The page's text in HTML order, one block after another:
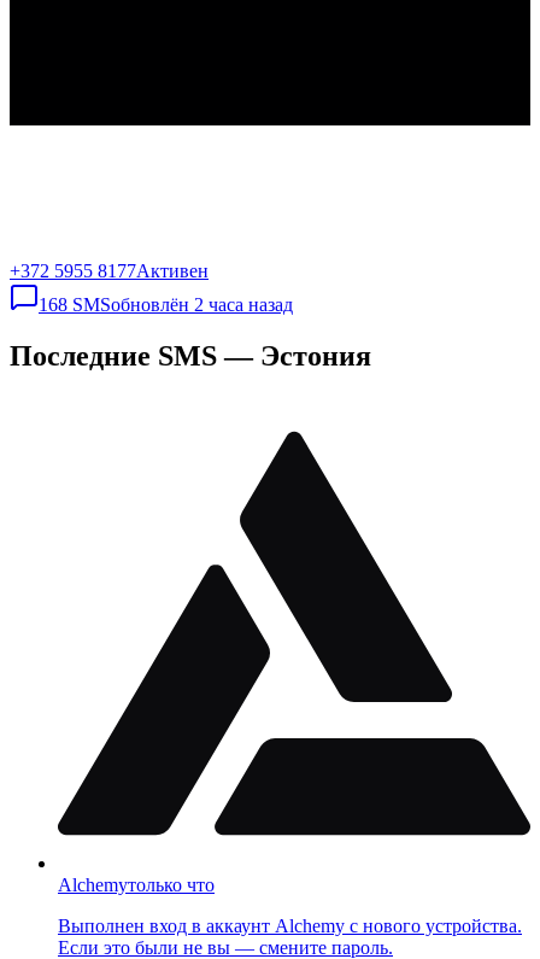
+372 5955 8177Активен
168 SMSобновлён 2 часа назад
Последние SMS — Эстония
Alchemyтолько что
Выполнен вход в аккаунт Alchemy с нового устройства.
Если это были не вы — смените пароль.